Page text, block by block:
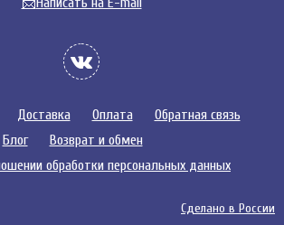
Доставка Оплата
Обратная связь
Блог
Возврат и обмен
обработки персональных данных
Сделано в России